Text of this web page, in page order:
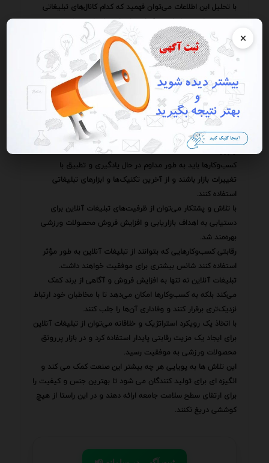
×
با تحلیل این اطلاعات می‌توان فهمید که کدام کانال‌های تبلیغاتی
بیشترین بازدهی را دارند و کدام پیام‌های تبلیغاتی بیشترین
تأثیرگذاری را داشته‌اند.
با توجه به این اطلاعات کسب‌وکارها می‌توانند استراتژی‌های
تبلیغاتی خود را بهینه کرده و بودجه خود را به طور مؤثرتری
تخصیص دهند.
همچنین می‌توانند با آزمایش کردن روش‌های مختلف تبلیغاتی
بهترین روش‌ها را برای جذب مخاطبان و افزایش فروش شناسایی
باید به این نکته توجه داشت که تبلیغات آنلاین یک فرآیند مداوم
و پیوسته است.
کسب‌وکارها باید به طور مداوم در حال یادگیری و تطبیق با
تغییرات بازار باشند و از آخرین تکنیک‌ها و ابزارهای تبلیغاتی
استفاده کنند.
با تلاش و پشتکار می‌توان از ظرفیت‌های تبلیغات آنلاین برای
دستیابی به اهداف بازاریابی و افزایش فروش محصولات ورزشی
بهره‌مند شد.
رقابتی کسب‌وکارهایی که بتوانند از تبلیغات آنلاین به طور مؤثر
استفاده کنند شانس بیشتری برای موفقیت خواهند داشت.
تبلیغات آنلاین نه تنها به افزایش فروش و آگاهی از برند کمک
می‌کند بلکه به کسب‌وکارها امکان می‌دهد تا با مخاطبان خود ارتباط
نزدیک‌تری برقرار کنند و وفاداری آن‌ها را جلب کنند.
با اتخاذ یک رویکرد استراتژیک و خلاقانه می‌توان از تبلیغات آنلاین
برای ایجاد یک مزیت رقابتی پایدار استفاده کرد و در بازار پررونق
محصولات ورزشی به موفقیت رسید.
این تلاش ها به پویایی هر چه بیشتر این صنعت کمک می کند و
انگیزه ای برای تولید کنندگان می شود تا بهترین جنس و کیفیت را
برای ارتقای سطح سلامت جامعه ارائه دهند و در این راستا از هیچ
کوششی دریغ نکنند.